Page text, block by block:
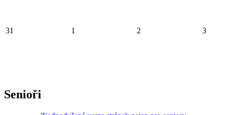
31 1 2 3
Senioři